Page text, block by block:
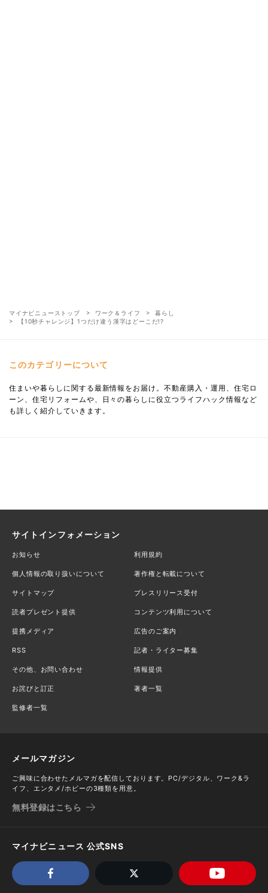
マイナビニューストップ ワーク＆ライフ
暮らし
【10秒チャレンジ】1つだけ違う漢字はどーこだ!?
このカテゴリーについて
住まいや暮らしに関する最新情報をお届け。不動産購入・運用、住宅ロ
ーン、住宅リフォームや、日々の暮らしに役立つライフハック情報など
も詳しく紹介していきます。
サイトインフォメーション
お知らせ 利用規約
個人情報の取り扱いについて 著作権と転載について
サイトマップ プレスリリース受付
読者プレゼント提供 コンテンツ利用について
提携メディア 広告のご案内
RSS 記者・ライター募集
その他、お問い合わせ 情報提供
お詫びと訂正 著者一覧
監修者一覧
メールマガジン
ご興味に合わせたメルマガを配信しております。PC/デジタル、ワーク&ラ
イフ、エンタメ/ホビーの3種類を用意。
無料登録はこちら
マイナビニュース 公式SNS